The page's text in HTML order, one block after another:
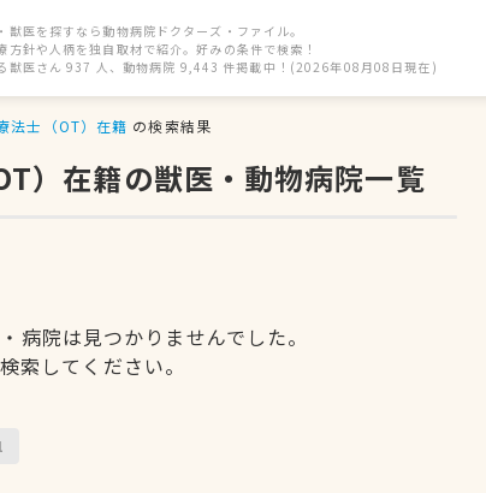
獣医を探すなら動物病院ドクターズ・ファイル。
方針や人柄を独自取材で紹介。好みの条件で検索！
獣医さん 937 人、動物病院 9,443 件掲載中！(2026年08月08日現在)
法士（OT）在籍 の検索結果
）在籍の獣医・動物病院一覧
病院は見つかりませんでした。
索してください。